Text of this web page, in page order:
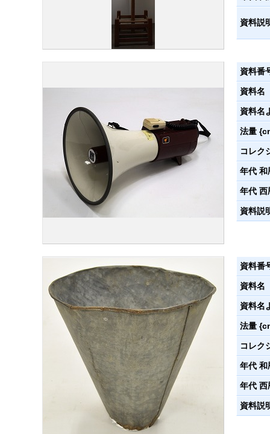
資料説
資料番
資料名
資料名
法量
コレク
年代 和
年代 西
資料説
資料番
資料名
資料名
法量
コレク
年代 和
年代 西
資料説